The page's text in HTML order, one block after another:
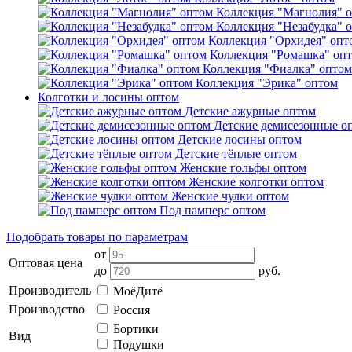
Коллекция "Магнолия"
Коллекция "Незабудка"
Коллекция "Орхидея"
Коллекция "Ромашка"
Коллекция "Фиалка" оптом
Коллекция "Эрика" оптом
Колготки и лосины оптом
Детские ажурные оптом
Детские демисезонные
Детские лосины оптом
Детские тёплые оптом
Женские гольфы оптом
Женские колготки оптом
Женские чулки оптом
Под памперс оптом
Подобрать товары по параметрам
Оптовая цена
от
до
руб.
Производитель
МоёДитё
Производство
Россия
Вид
Бортики
Подушки